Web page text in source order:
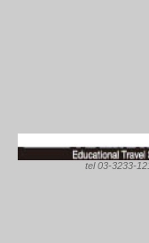
tel 03-3233-